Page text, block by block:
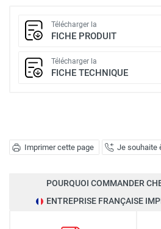
Imprimer cette page Je souhaite
Télécharger la
FICHE PRODUIT
Télécharger la
FICHE TECHNIQUE
POURQUOI COMMANDER
ENTREPRISE FRANÇAISE